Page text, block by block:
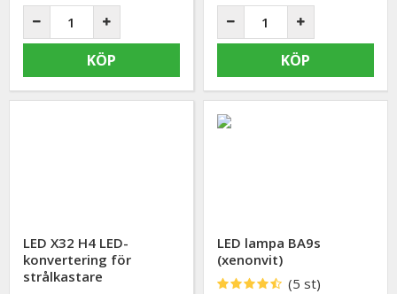
KÖP KÖP
LED X32 H4 LED-
konvertering för
strålkastare
LED lampa BA9s
(xenonvit)
(5 st)